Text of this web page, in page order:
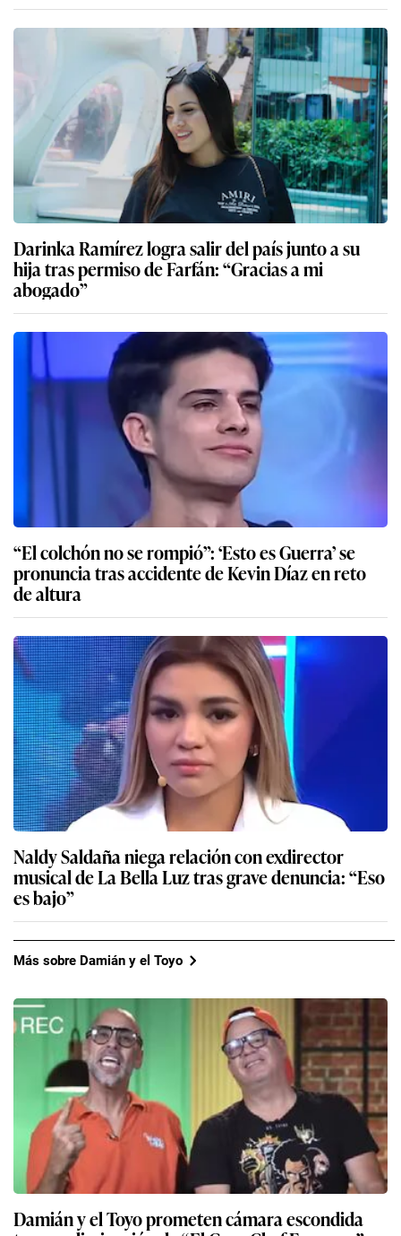
Darinka Ramírez logra salir del país junto a su
hija tras permiso de Farfán: “Gracias a mi
abogado”
“El colchón no se rompió”: ‘Esto es Guerra’ se
pronuncia tras accidente de Kevin Díaz en reto
de altura
Naldy Saldaña niega relación con exdirector
musical de La Bella Luz tras grave denuncia: “Eso
es bajo”
Más sobre Damián y el Toyo
Damián y el Toyo prometen cámara escondida